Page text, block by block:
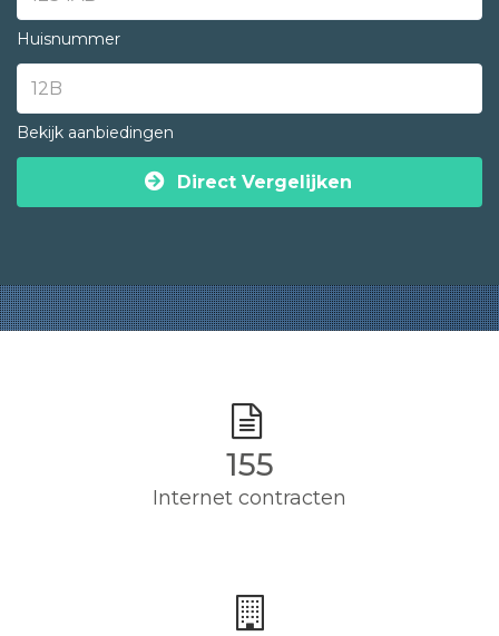
Huisnummer
Bekijk aanbiedingen
Direct Vergelijken
155
Internet contracten